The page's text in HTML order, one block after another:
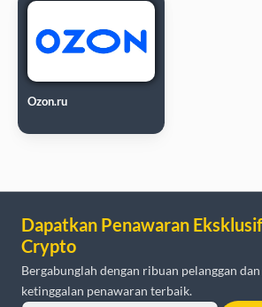
Ozon.ru
Dapatkan Penawaran
Crypto
Bergabunglah dengan ribuan pelanggan
ketinggalan penawaran terbaik.